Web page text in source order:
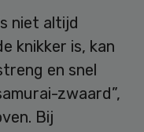
niet altijd
knikker is, kan
en snel
zwaard”,
Bij